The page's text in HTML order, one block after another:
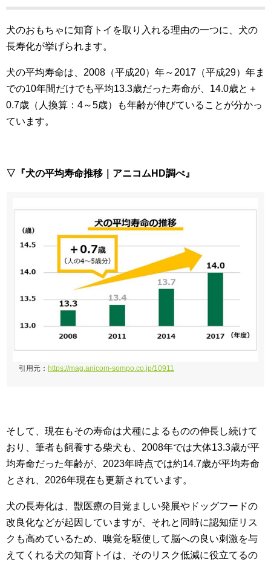
犬のおもちゃに知育トイを取り入れる理由の一つに、犬の
長寿化が挙げられます。
犬の平均寿命は、2008（平成20）年～2017（平成29）年ま
での10年間だけでも平均13.3歳だった寿命が、14.0歳と＋
0.7歳（人換算：4～5歳）も年齢が伸びていることが分かっ
ています。
▽『犬の平均寿命推移｜アニコムHD調べ』
引用元： https://mag.anicom-sompo.co.jp/10911
そして、現在もその寿命は犬種によるものの伸長し続けて
おり、筆者も飼養する柴犬も、2008年では大体13.3歳が平
均寿命だった年齢が、2023年時点では約14.7歳が平均寿命
とされ、2026年現在も更新されています。
犬の長寿化は、獣医療の目覚ましい発展やドッグフードの
改良化などが起因していますが、それと同時に認知症リス
クも高めているため、嗅覚を駆使して脳への良い刺激を与
えてくれる犬の知育トイは、そのリスク低減に役立てるの